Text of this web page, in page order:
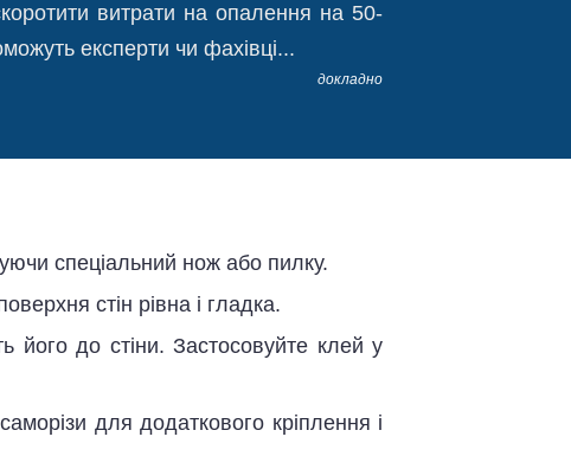
витрати на опалення на 50-
експерти чи фахівці...
докладно
спеціальний нож або пилку.
стін рівна і гладка.
його до стіни. Застосовуйте клей у
для додаткового кріплення і